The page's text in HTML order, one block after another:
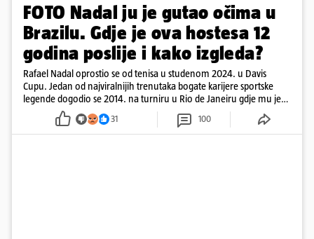
FOTO Nadal ju je gutao očima u
Brazilu. Gdje je ova hostesa 12
godina poslije i kako izgleda?
Rafael Nadal oprostio se od tenisa u studenom 2024. u Davis
Cupu. Jedan od najviralnijih trenutaka bogate karijere sportske
legende dogodio se 2014. na turniru u Rio de Janeiru gdje mu je
pažnju odvlačila ljepotica iza klupe
31 100